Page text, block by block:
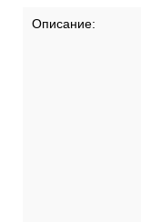
Описание: